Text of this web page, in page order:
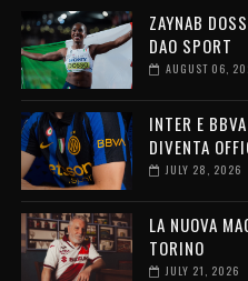
ZAYNAB
DAO SPORT
AUGUST 06,
INTER E
DIVENTA
JULY 28, 2026
LA NUOVA
TORINO
JULY 21, 2026